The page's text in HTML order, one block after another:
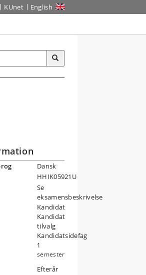
KUnet English
Dansk
HHIK05921U
Se
eksamensbeskrivelse
Kandidat
Kandidat
tilvalg
Kandidatsidefag
1
semester
Efterår